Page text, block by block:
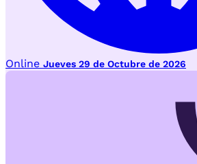
Online Jueves 29 de Octubre de 2026